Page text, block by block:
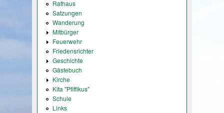
Rathaus
Satzungen
Wanderung
Mitbürger
Feuerwehr
Friedensrichter
Geschichte
Gästebuch
Kirche
Kita "Pfiffikus"
Schule
Links